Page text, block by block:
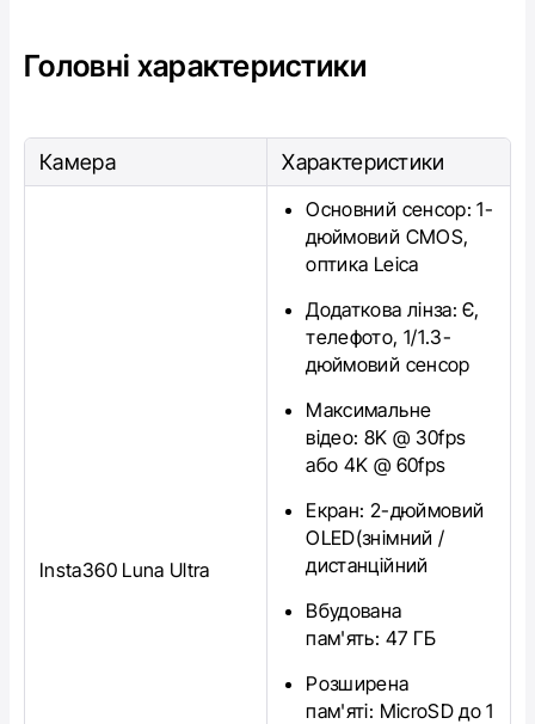
Головні характеристики
Камера Характеристики
Insta360 Luna Ultra
Основний сенсор:1-
дюймовий CMOS,
оптика Leica
Додаткова лінза:Є,
телефото, 1/1.3-
дюймовий сенсор
Максимальне
відео: 8K @ 30fps
або 4K @ 60fps
Екран: 2-дюймовий
OLED(знімний /
дистанційний
Вбудована
пам'ять: 47 ГБ
Розширена
пам'яті: MicroSD до 1